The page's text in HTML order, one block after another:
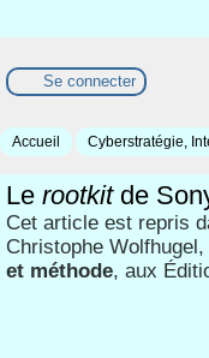
Se connecter
Accueil Cyberstratégie,
Le rootkitde
Cet article est repris
Christophe Wolfhugel,
et méthode, aux